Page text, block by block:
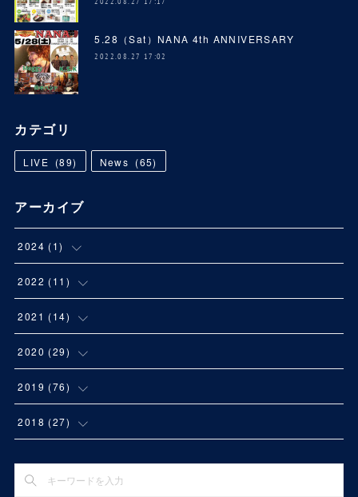
5.28（Sat）NANA 4th ANNIVERSARY
2022.08.27 17:02
カテゴリ
LIVE (89) News (65)
アーカイブ
2024 (1)
( 1 )
2022 (11 )
(1)
(3)
(1)
(2)
(1)
2021 (14)
(1)
(2)
(1)
(1)
2020 (29)
(2)
(1)
(
2019 (76)
(11
2018 (27)